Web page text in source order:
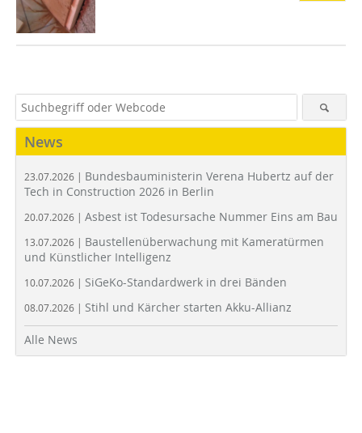
News
23.07.2026 | Bundesbauministerin Verena Hubertz auf der
Tech in Construction 2026 in Berlin
20.07.2026 | Asbest ist Todesursache Nummer Eins am Bau
13.07.2026 | Baustellenüberwachung mit Kameratürmen
und Künstlicher Intelligenz
10.07.2026 | SiGeKo-Standardwerk in drei Bänden
08.07.2026 | Stihl und Kärcher starten Akku-Allianz
Alle News